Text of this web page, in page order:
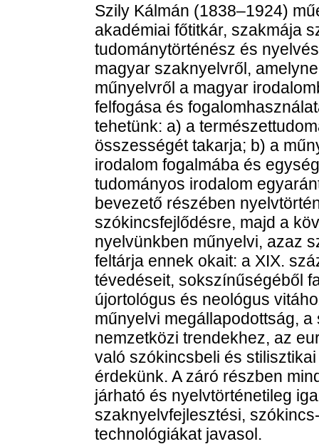
Szily Kálmán (1838–1924)
akadémiai főtitkár, szakmája
tudománytörténész és
magyar szaknyelvről,
műnyelvről a magyar
felfogása és
tehetünk: a) a
összességét takarja; b) a
irodalom fogalmába és
tudományos irodalom
bevezető részében
szókincsfejlődésre, majd a
nyelvünkben műnyelvi, azaz
feltárja ennek okait: a XIX.
tévedéseit, sokszínűségéből
újortológus és neológus
műnyelvi megállapodottság,
nemzetközi trendekhez, az
való szókincsbeli és
érdekünk. A záró részben
járható és nyelvtörténetileg
szaknyelvfejlesztési,
technológiákat javasol.